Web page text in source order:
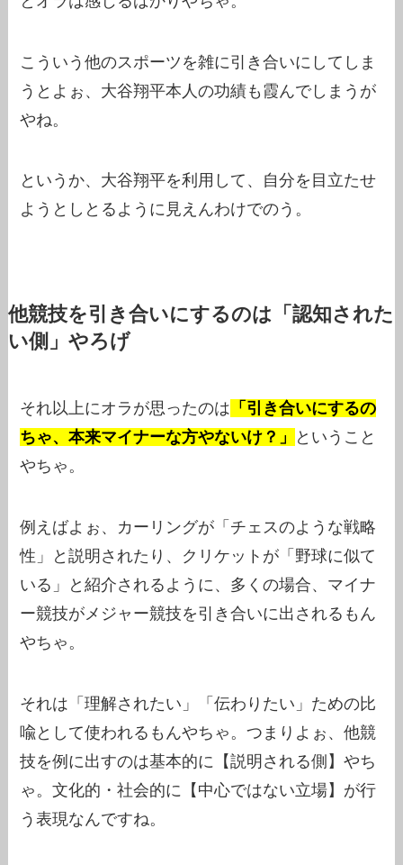
こういう他のスポーツを雑に引き合いにしてしま
うとよぉ、大谷翔平本人の功績も霞んでしまうが
やね。
というか、大谷翔平を利用して、自分を目立たせ
ようとしとるように見えんわけでのう。
他競技を引き合いにするのは「認知された
い側」やろげ
それ以上にオラが思ったのは 「引き合いにするの
ちゃ、本来マイナーな方やないけ？」
ということ
やちゃ。
例えばよぉ、カーリングが「チェスのような戦略
性」と説明されたり、クリケットが「野球に似て
いる」と紹介されるように、多くの場合、マイナ
ー競技がメジャー競技を引き合いに出されるもん
やちゃ。
それは「理解されたい」「伝わりたい」ための比
喩として使われるもんやちゃ。つまりよぉ、他競
技を例に出すのは基本的に【説明される側】やち
ゃ。文化的・社会的に【中心ではない立場】が行
う表現なんですね。